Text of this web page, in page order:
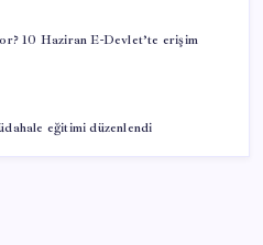
10 Haziran E-Devlet’te erişim
eğitimi düzenlendi